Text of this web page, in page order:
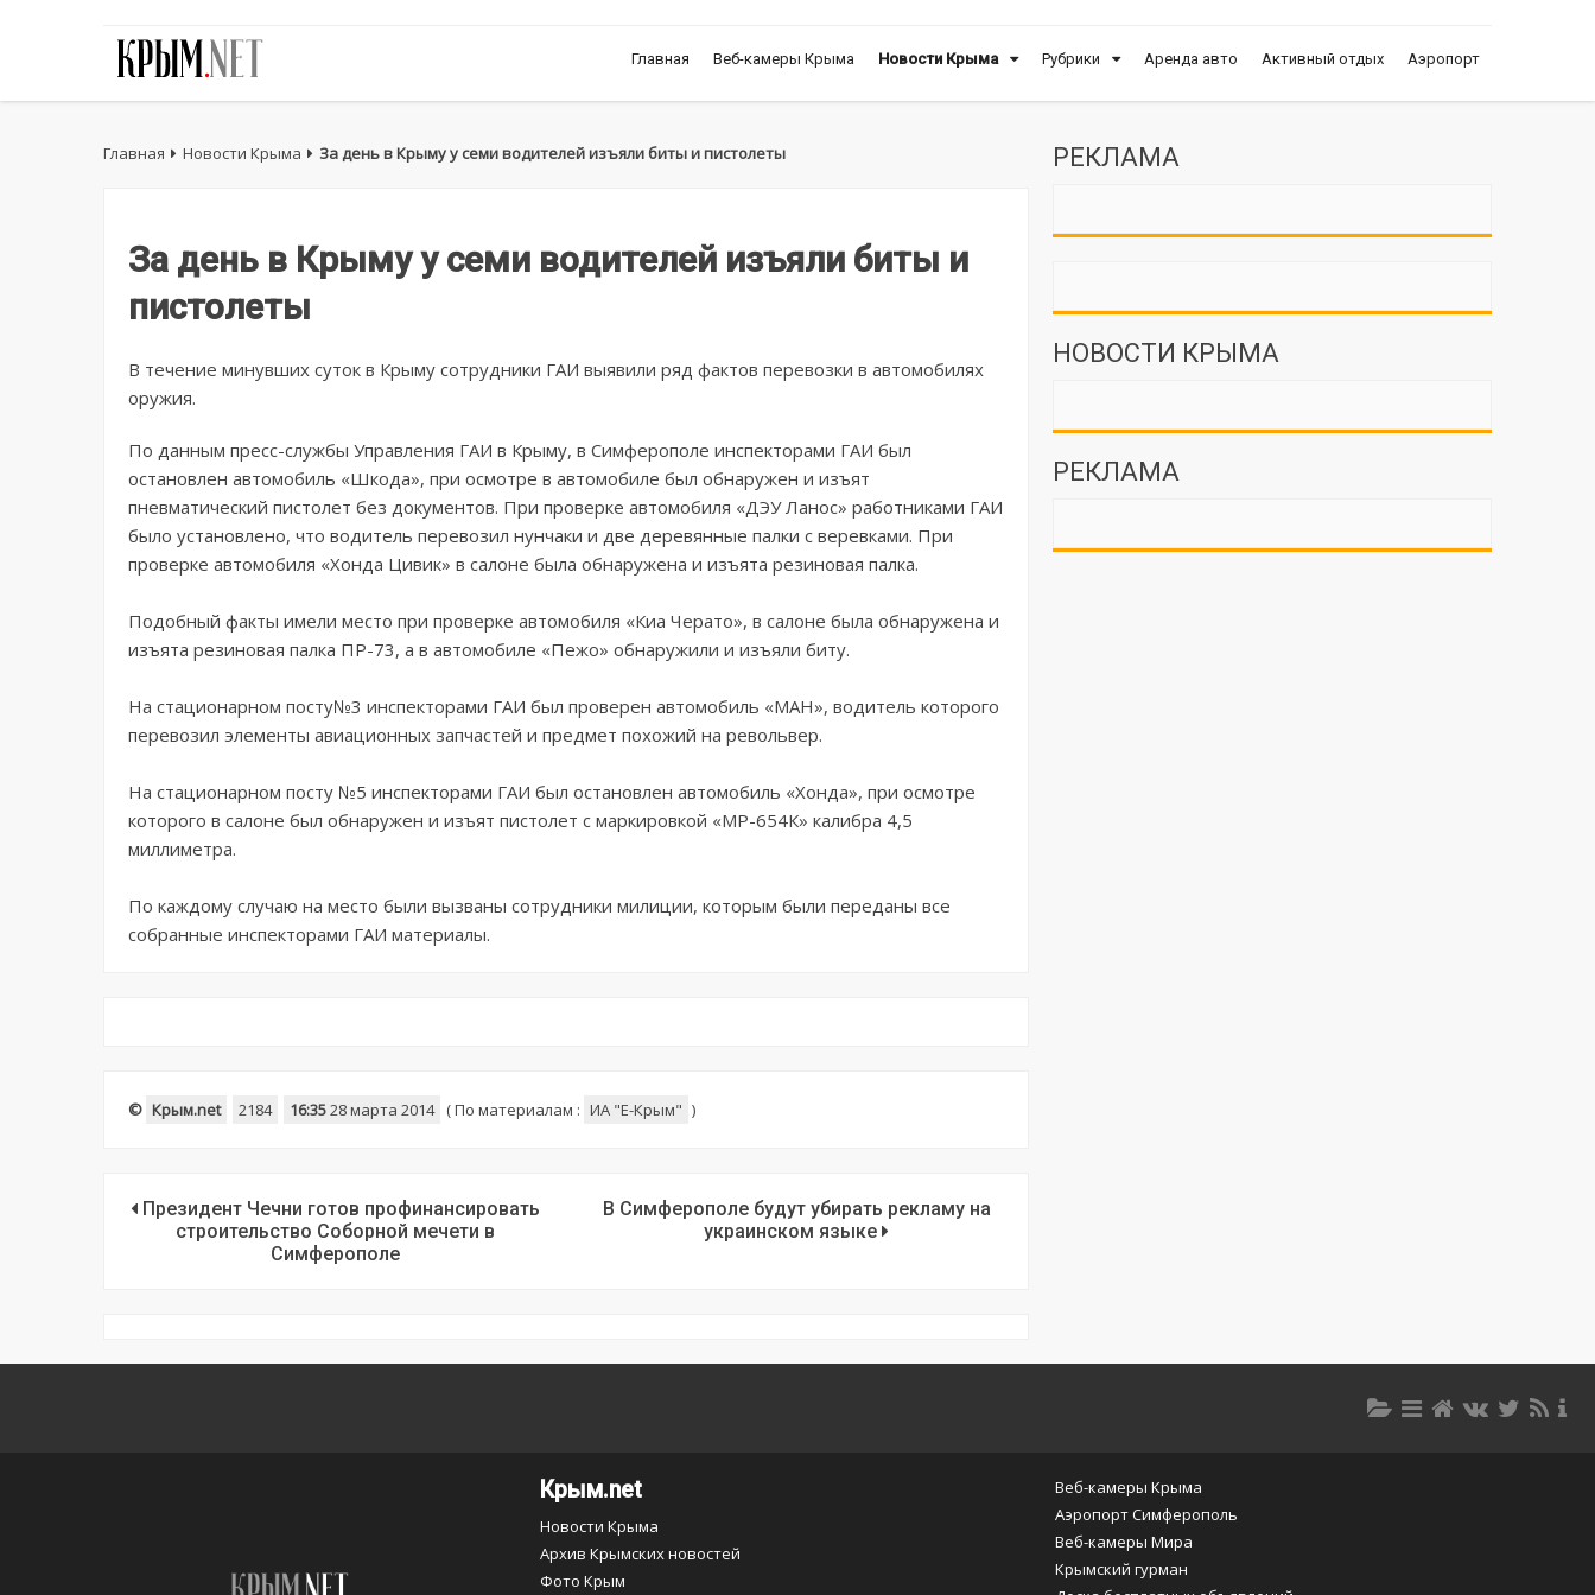
Главная Веб-камеры Крыма Новости Крыма Рубрики Аренда авто Активный отдых Аэропорт
Главная Новости Крыма За день в Крыму у семи водителей изъяли биты и пистолеты
За день в Крыму у семи водителей изъяли биты и
пистолеты
В течение минувших суток в Крыму сотрудники ГАИ выявили ряд фактов перевозки в автомобилях
оружия.
По данным пресс-службы Управления ГАИ в Крыму, в Симферополе инспекторами ГАИ был
остановлен автомобиль «Шкода», при осмотре в автомобиле был обнаружен и изъят
пневматический пистолет без документов. При проверке автомобиля «ДЭУ Ланос» работниками ГАИ
было установлено, что водитель перевозил нунчаки и две деревянные палки с веревками. При
проверке автомобиля «Хонда Цивик» в салоне была обнаружена и изъята резиновая палка.
Подобный факты имели место при проверке автомобиля «Киа Черато», в салоне была обнаружена и
изъята резиновая палка ПР-73, а в автомобиле «Пежо» обнаружили и изъяли биту.
На стационарном посту№3 инспекторами ГАИ был проверен автомобиль «МАН», водитель которого
перевозил элементы авиационных запчастей и предмет похожий на револьвер.
На стационарном посту №5 инспекторами ГАИ был остановлен автомобиль «Хонда», при осмотре
которого в салоне был обнаружен и изъят пистолет с маркировкой «МР-654К» калибра 4,5
миллиметра.
По каждому случаю на место были вызваны сотрудники милиции, которым были переданы все
собранные инспекторами ГАИ материалы.
© Крым.net 2184 16:3528 марта 2014 (По материалам : ИА "E-Крым" )
Президент Чечни готов профинансировать
строительство Соборной мечети в
Симферополе
В Симферополе будут убирать рекламу на
украинском языке
РЕКЛАМА
НОВОСТИ КРЫМА
РЕКЛАМА
Крым.net
Новости Крыма
Архив Крымских новостей
Фото Крым
Веб-камеры Крыма
Аэропорт Симферополь
Веб-камеры Мира
Крымский гурман